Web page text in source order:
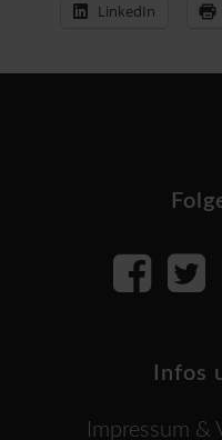
LinkedIn
Infos
Impressum &